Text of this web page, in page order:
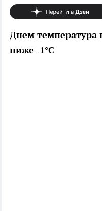
Днем температура
ниже -1°C